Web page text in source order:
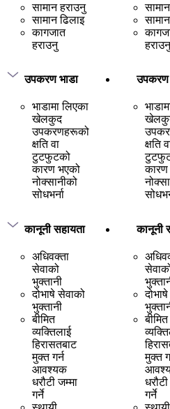
सामान हराउनु
सामान ढिलाइ
कागजात
हराउनु
उपकरण भाडा
भाडामा लिएका
खेलकुद
उपकरणहरूको
क्षति वा
टुटफुटको
कारण भएको
नोक्सानीको
सोधभर्ना
कानूनी सहायता
अधिवक्ता
सेवाको
भुक्तानी
दोभाषे सेवाको
भुक्तानी
बीमित
व्यक्तिलाई
हिरासतबाट
मुक्त गर्न
आवश्यक
धरौटी जम्मा
गर्ने
हराउनु
उपकरण
क्षति
कारण
कानूनी
बीमित
मुक्त
गर्ने